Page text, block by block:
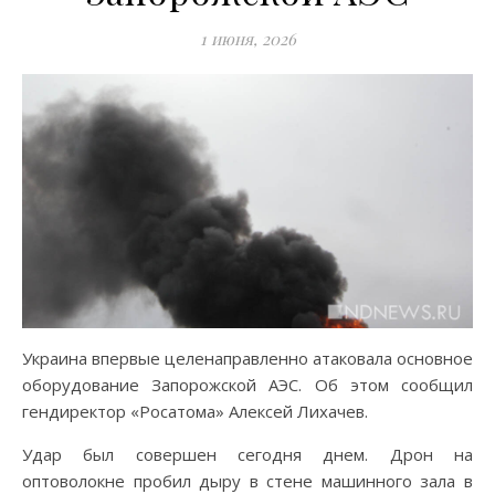
1 июня, 2026
Украина впервые целенаправленно атаковала основное
оборудование Запорожской АЭС. Об этом сообщил
гендиректор «Росатома» Алексей Лихачев.
Удар был совершен сегодня днем. Дрон на
оптоволокне пробил дыру в стене машинного зала в